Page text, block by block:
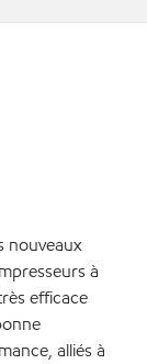
nouveaux
à
efficace
alliés à